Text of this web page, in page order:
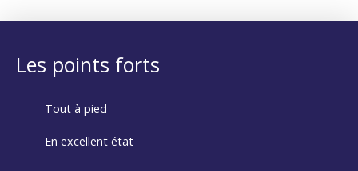
Les points forts
Tout à pied
En excellent état